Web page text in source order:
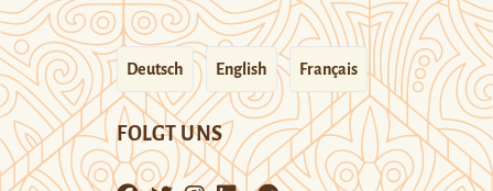
Deutsch English Français
FOLGT UNS